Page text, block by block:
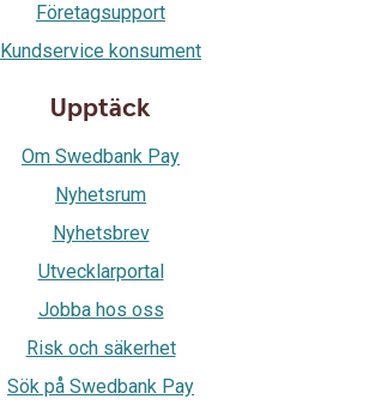
Företagsupport
Kundservice konsument
Upptäck
Om Swedbank Pay
Nyhetsrum
Nyhetsbrev
Utvecklarportal
Jobba hos oss
Risk och säkerhet
Sök på Swedbank Pay